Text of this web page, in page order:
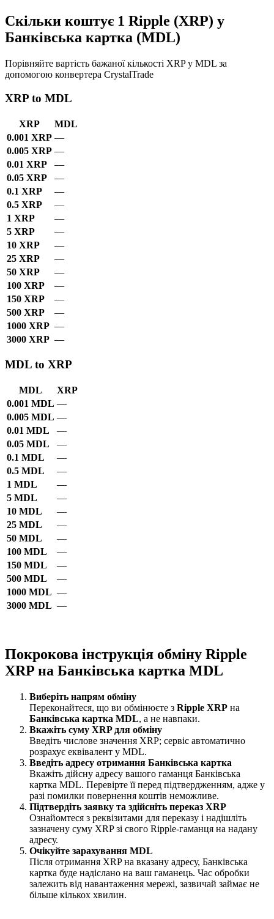
Скільки коштує 1 Ripple (XRP) у
Банківська картка (MDL)
Порівняйте вартість бажаної кількості XRP у MDL за
допомогою конвертера CrystalTrade
XRP to MDL
XRP
MDL
0.001 XRP —
0.005 XRP —
0.01 XRP
—
0.05 XRP
—
0.1 XRP
—
0.5 XRP
—
1 XRP
—
5 XRP
—
10 XRP
—
25 XRP
—
50 XRP
—
100 XRP
—
150 XRP
—
500 XRP
—
1000 XRP —
3000 XRP —
MDL to XRP
MDL
XRP
0.001 MDL —
0.005 MDL —
0.01 MDL
—
0.05 MDL
—
0.1 MDL
—
0.5 MDL
—
1 MDL
—
5 MDL
—
10 MDL
—
25 MDL
—
50 MDL
—
100 MDL
—
150 MDL
—
500 MDL
—
1000 MDL —
3000 MDL —
Покрокова інструкція обміну Ripple
XRP на Банківська картка MDL
Виберіть напрям обміну
Переконайтеся, що ви обмінюєте з Ripple XRP на
Банківська картка MDL, а не навпаки.
Вкажіть суму XRP для обміну
Введіть числове значення XRP; сервіс автоматично
розрахує еквівалент у MDL.
Введіть адресу отримання Банківська картка
Вкажіть дійсну адресу вашого гаманця Банківська
картка MDL. Перевірте її перед підтвердженням, адже у
разі помилки повернення коштів неможливе.
Підтвердіть заявку та здійсніть переказ XRP
Ознайомтеся з реквізитами для переказу і надішліть
зазначену суму XRP зі свого Ripple-гаманця на надану
адресу.
Очікуйте зарахування MDL
Після отримання XRP на вказану адресу, Банківська
картка буде надіслано на ваш гаманець. Час обробки
залежить від навантаження мережі, зазвичай займає не
більше кількох хвилин.